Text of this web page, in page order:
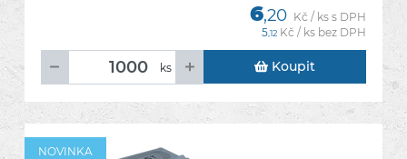
6,20 Kč / ks s DPH
5,12 Kč / ks bez DPH
ks Koupit
NOVINKA